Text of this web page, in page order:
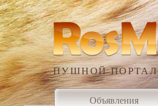
ПУШНОЙ
Объявления